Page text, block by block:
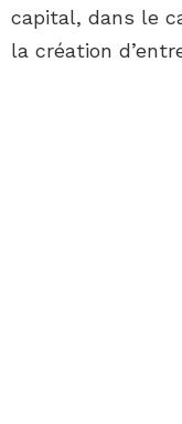
capital, dans le
la création